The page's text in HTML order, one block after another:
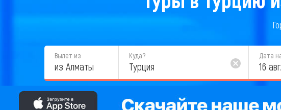
Вылет из
из Алматы
Куда? Дата
16 авг.